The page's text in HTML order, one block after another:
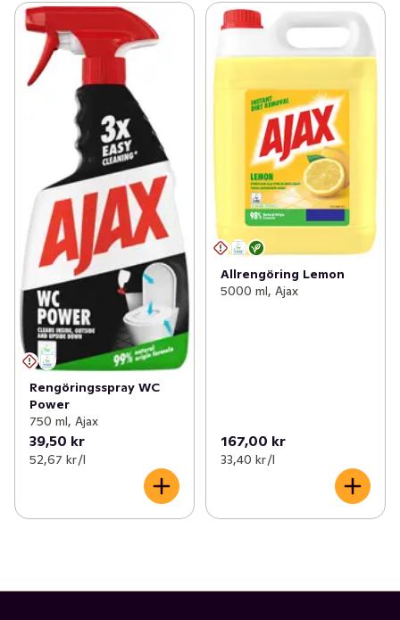
Rengöringsspray WC
Power
750 ml, Ajax
39,50 kr
52,67 kr /l
Allrengöring Lemon
5000 ml, Ajax
167,00 kr
33,40 kr /l